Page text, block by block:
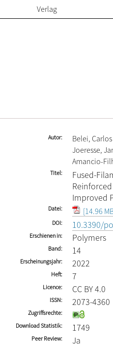
Verlag
Autor
Belei, Carlos
Joeresse,
Amancio-
Titel
Fused-
Improved
Datei [14.96
DOI 10.3390/
Erschienen in Polymers
Band 14
Erscheinungsjahr 2022
Heft 7
Licence CC BY 4.0
ISSN 2073-4360
Zugriffsrechte
Download Statistik
1749
Peer Review Ja